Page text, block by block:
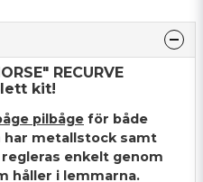
RECURVE
kit!
pilbåge för både
har metallstock samt
enkelt genom
håller i lemmarna.